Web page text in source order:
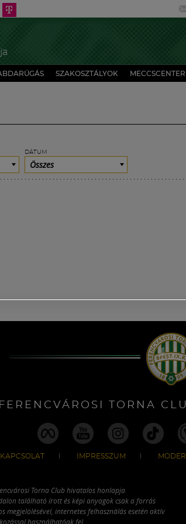
SZAKOSZTÁLYOK MECCSCENTER
DÁTUM
Összes
TORNA
KAPCSOLAT IMPRESSZUM
Torna Club hivatalos honlapja
található írott és képi anyagok csak a forrás
megjelölésével, internetes felhasználás esetén aktív
használhatóak fel.